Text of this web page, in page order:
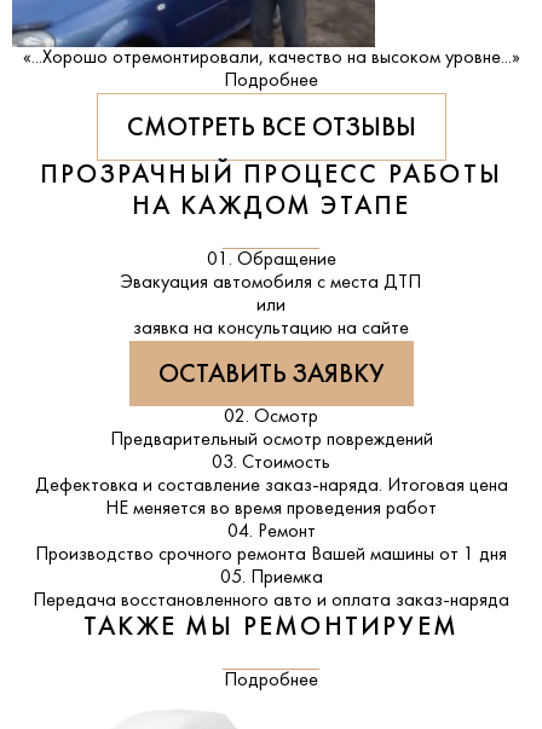
«...Хорошо отремонтировали, качество на высоком уровне...»
Подробнее
СМОТРЕТЬ ВСЕ ОТЗЫВЫ
ПРОЗРАЧНЫЙ ПРОЦЕСС РАБОТЫ
НА КАЖДОМ ЭТАПЕ
01. Обращение
Эвакуация автомобиля с места ДТП
или
заявка на консультацию на сайте
ОСТАВИТЬ ЗАЯВКУ
02. Осмотр
Предварительный осмотр повреждений
03. Стоимость
Дефектовка и составление заказ-наряда. Итоговая цена
НЕ меняется во время проведения работ
04. Ремонт
Производство срочного ремонта Вашей машины от 1 дня
05. Приемка
Передача восстановленного авто и оплата заказ-наряда
ТАКЖЕ МЫ РЕМОНТИРУЕМ
Подробнее